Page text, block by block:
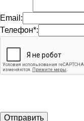
Email:
Телефон*: